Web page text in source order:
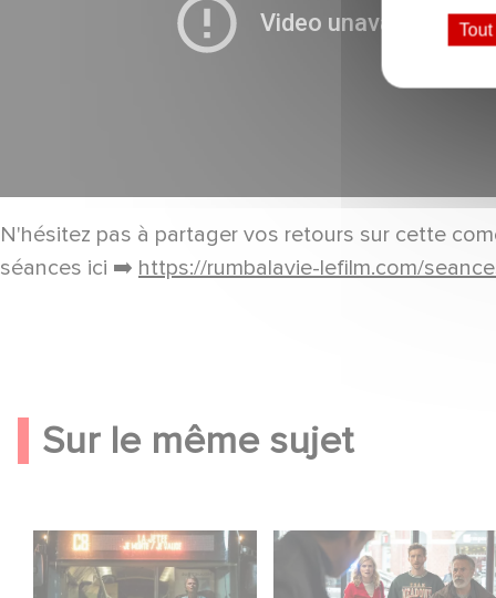
N'hésitez pas à partager vos retours sur cette
séances ici ➡️ https://rumbalavie-lefilm.com/
Sur le même sujet
Une date de sortie
pour le nouveau film
Une nouvelle comédie
avec Baptiste